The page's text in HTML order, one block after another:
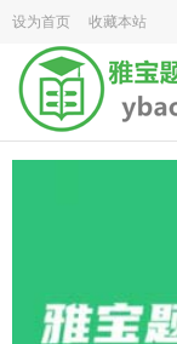
设为首页 收藏本站